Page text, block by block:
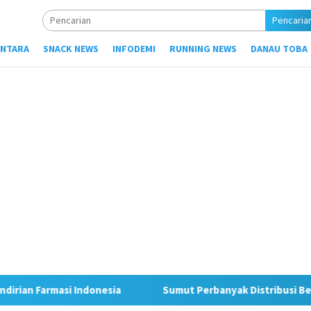
SNACK NEWS INFODEMI RUNNING NEWS DANAU TOBA
Indonesia Sumut Perbanyak Distribusi Beras SPHP